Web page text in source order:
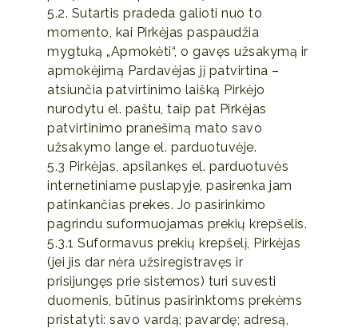
5.2. Sutartis pradeda galioti nuo to
momento, kai Pirkėjas paspaudžia
mygtuką „Apmokėti“, o gavęs užsakymą ir
apmokėjimą Pardavėjas jį patvirtina –
atsiunčia patvirtinimo laišką Pirkėjo
nurodytu el. paštu, taip pat Pirkėjas
patvirtinimo pranešimą mato savo
užsakymo lange el. parduotuvėje.
5.3 Pirkėjas, apsilankęs el. parduotuvės
internetiniame puslapyje, pasirenka jam
patinkančias prekes. Jo pasirinkimo
pagrindu suformuojamas prekių krepšelis.
5.3.1 Suformavus prekių krepšelį, Pirkėjas
(jei jis dar nėra užsiregistravęs ir
prisijungęs prie sistemos) turi suvesti
duomenis, būtinus pasirinktoms prekėms
pristatyti: savo vardą; pavardę; adresą,